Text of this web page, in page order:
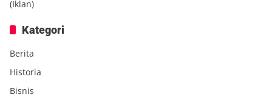
(Iklan)
Kategori
Berita
Historia
Bisnis